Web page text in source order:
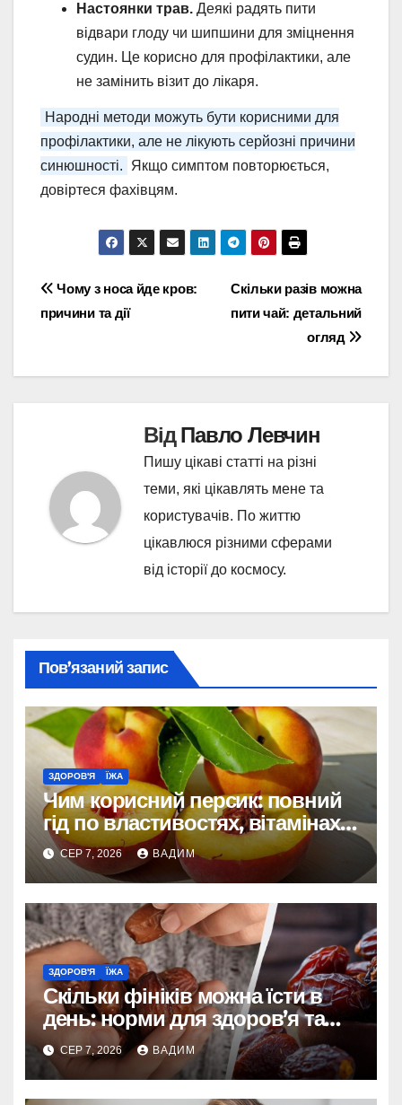
Настоянки трав. Деякі радять пити
відвари глоду чи шипшини для зміцнення
судин. Це корисно для профілактики, але
не замінить візит до лікаря.
Народні методи можуть бути корисними для
профілактики, але не лікують серйозні причини
синюшності.
Якщо симптом повторюється,
довіртеся фахівцям.
Навігація
записів
Скільки разів можна
пити чай: детальний
огляд
Чому з носа йде кров:
причини та дії
ВідПавло Левчин
Пишу цікаві статті на різні
теми, які цікавлять мене та
користувачів. По життю
цікавлюся різними сферами
від історії до космосу.
Пов’язаний запис
ЗДОРОВ'Я ЇЖА
Чим корисний персик: повний
гід по властивостях, вітамінах і
впливі на організм
СЕР 7, 2026 ВАДИМ
ЗДОРОВ'Я ЇЖА
Скільки фініків можна їсти в
день: норми для здоров’я та
енергії
СЕР 7, 2026 ВАДИМ